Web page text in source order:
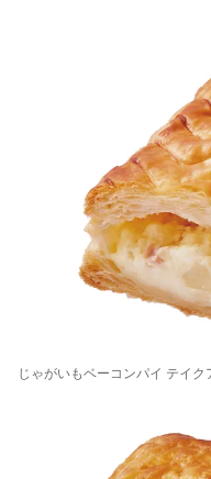
じゃがいもベーコンパイ テイ